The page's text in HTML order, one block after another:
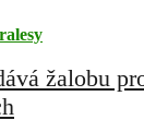
žalobu